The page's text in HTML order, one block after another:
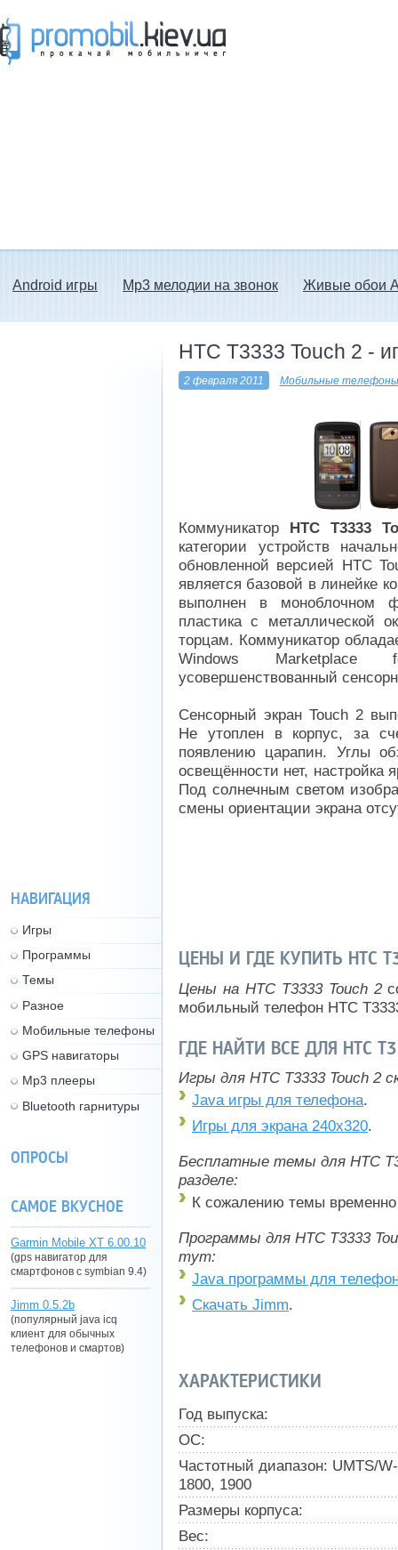
Android игры Mp3 мелодии на звонок Живые обои
HTC T3333 Touch 2 -
2 февраля 2011 Мобильные телефоны
Коммуникатор
HTC T3333
категории устройств
обновленной версией HTC
является базовой в линейке
выполнен в моноблочном
пластика с металлической
торцам. Коммуникатор
Windows
усовершенствованный
Сенсорный экран Touch 2
Не утоплен в корпус, за
появлению царапин. Углы
освещённости нет, настройка
Под солнечным светом
смены ориентации экрана
ЦЕНЫ И ГДЕ КУПИТЬ HTC
Цены на HTC T3333 Touch 2
мобильный телефон HTC
ГДЕ НАЙТИ ВСЕ ДЛЯ HTC
Игры для HTC T3333 Touch 2
Java игры для телефона.
Игры для экрана 240x320.
Бесплатные темы для HTC
разделе:
К сожалению темы
Программы для HTC T3333
тут:
Java программы для
Скачать Jimm.
ХАРАКТЕРИСТИКИ
Год выпуска:
ОС:
Частотный диапазон: UMTS/
1800, 1900
Размеры корпуса:
Вес:
НАВИГАЦИЯ
Игры
Программы
Темы
Разное
Мобильные телефоны
GPS навигаторы
Mp3 плееры
Bluetooth гарнитуры
ОПРОСЫ
САМОЕ ВКУСНОЕ
Garmin Mobile XT 6.00.10
(gps навигатор для
смартфонов с symbian 9.4)
Jimm 0.5.2b
(популярный java icq
клиент для обычных
телефонов и смартов)